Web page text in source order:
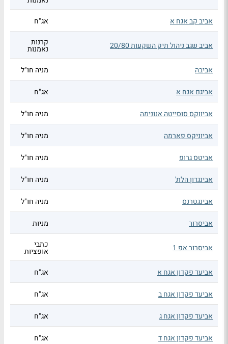
אביב קב אגח א
אג"ח
אביב שגב ניהול תיק השקעות 20/80 קרנות
נאמנות
אביבה
מניה חו"ל
אביגם אגח א אג"ח
אביווקס סוסייטה אנונימה מניה חו"ל
אביוניקס פארמה מניה חו"ל
אביטס גרופ מניה חו"ל
אבינגדון הלת' מניה חו"ל
אבינגטרנס מניה חו"ל
אביסרור מניות
אביסרור אפ 1 כתבי
אופציות
אביעד פקדון אגח א
אג"ח
אביעד פקדון אגח ב אג"ח
אביעד פקדון אגח ג אג"ח
אביעד פקדון אגח ד אג"ח